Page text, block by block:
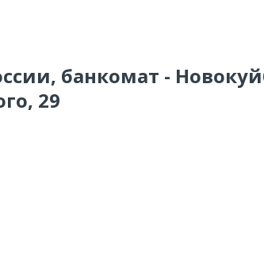
банкомат -
29